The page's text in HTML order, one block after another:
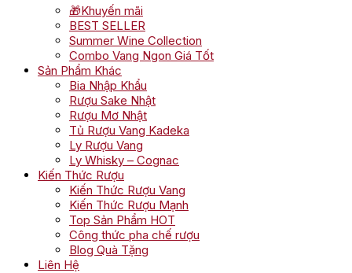
🎁Khuyến mãi
BEST SELLER
Summer Wine Collection
Combo Vang Ngon Giá Tốt
Sản Phẩm Khác
Bia Nhập Khẩu
Rượu Sake Nhật
Rượu Mơ Nhật
Tủ Rượu Vang Kadeka
Ly Rượu Vang
Ly Whisky – Cognac
Kiến Thức Rượu
Kiến Thức Rượu Vang
Kiến Thức Rượu Mạnh
Top Sản Phẩm HOT
Công thức pha chế rượu
Blog Quà Tặng
Liên Hệ